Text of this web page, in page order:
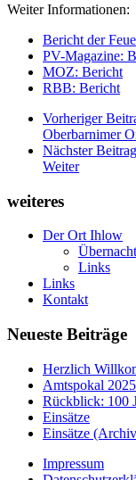
Weiter Informationen:
Bericht der
PV-Magazine:
MOZ: Bericht
RBB: Bericht
Vorheriger
Oberbarnimer
Nächster
Weiter
weiteres
Der Ort Ihlow
Links
Links
Kontakt
Neueste Beiträge
Herzlich
Amtspokal 2025
Rückblick: 100
Einsätze
Einsätze
Impressum